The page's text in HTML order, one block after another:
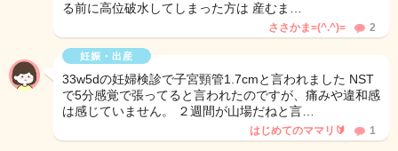
る前に高位破水してしまった方は 産むま…
ささかま=(^.^)= 2
妊娠・出産
33w5dの妊婦検診で子宮頸管1.7cmと言われました NST
で5分感覚で張ってると言われたのですが、痛みや違和感
は感じていません。 ２週間が山場だねと言…
はじめてのママリ🔰 1